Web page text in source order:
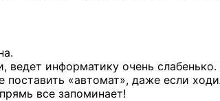
ведет информатику очень
«автомат», даже если
все запоминает!